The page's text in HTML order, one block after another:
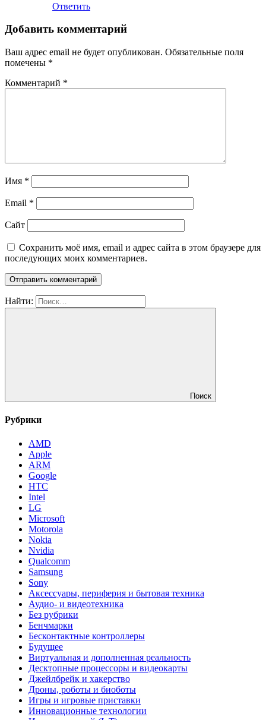
Ответить
Добавить комментарий
Ваш адрес email не будет опубликован. Обязательные поля
помечены *
Комментарий *
Имя *
Email *
Сайт
Сохранить моё имя, email и адрес сайта в этом браузере для
последующих моих комментариев.
Найти:
Поиск
Рубрики
AMD
Apple
ARM
Google
HTC
Intel
LG
Microsoft
Motorola
Nokia
Nvidia
Qualcomm
Samsung
Sony
Аксессуары, периферия и бытовая техника
Аудио- и видеотехника
Без рубрики
Бенчмарки
Бесконтактные контроллеры
Будущее
Виртуальная и дополненная реальность
Десктопные процессоры и видеокарты
Джейлбрейк и хакерство
Дроны, роботы и биоботы
Игры и игровые приставки
Инновационные технологии